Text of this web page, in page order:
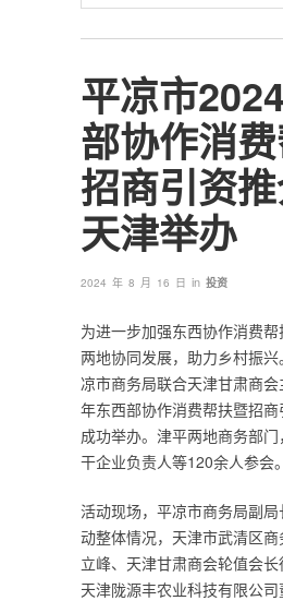
平凉市
部协作消
招商引资
天津举办
2024 年 8 月 16 日 in 投资
为进一步加强东西协作消费
两地协同发展，助力乡村振
凉市商务局联合天津甘肃商
年东西部协作消费帮扶暨招
成功举办。津平两地商务部
干企业负责人等120余人参会。
活动现场，平凉市商务局副
动整体情况，天津市武清区
立峰、天津甘肃商会轮值会长
天津陇源丰农业科技有限公